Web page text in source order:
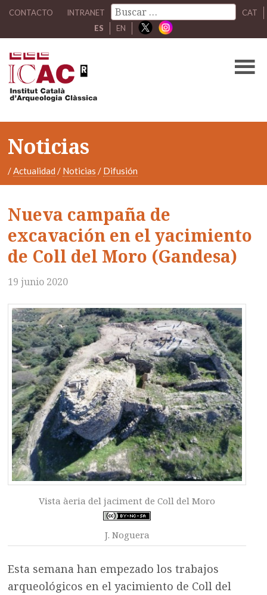
CONTACTO INTRANET
CAT
ES
EN
Noticias
/Actualidad / Noticias / Difusión
Nueva campaña de
excavación en el yacimiento
de Coll del Moro (Gandesa)
19 junio 2020
Vista àeria del jaciment de Coll del Moro
J. Noguera
Esta semana han empezado los trabajos
arqueológicos en el yacimiento de Coll del